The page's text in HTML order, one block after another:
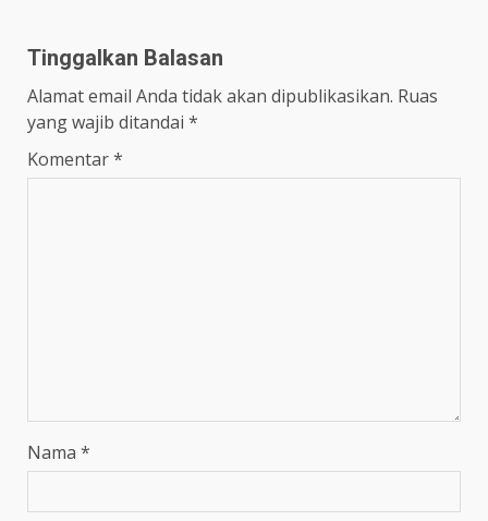
Tinggalkan Balasan
Alamat email Anda tidak akan dipublikasikan. Ruas
yang wajib ditandai *
Komentar*
Nama *